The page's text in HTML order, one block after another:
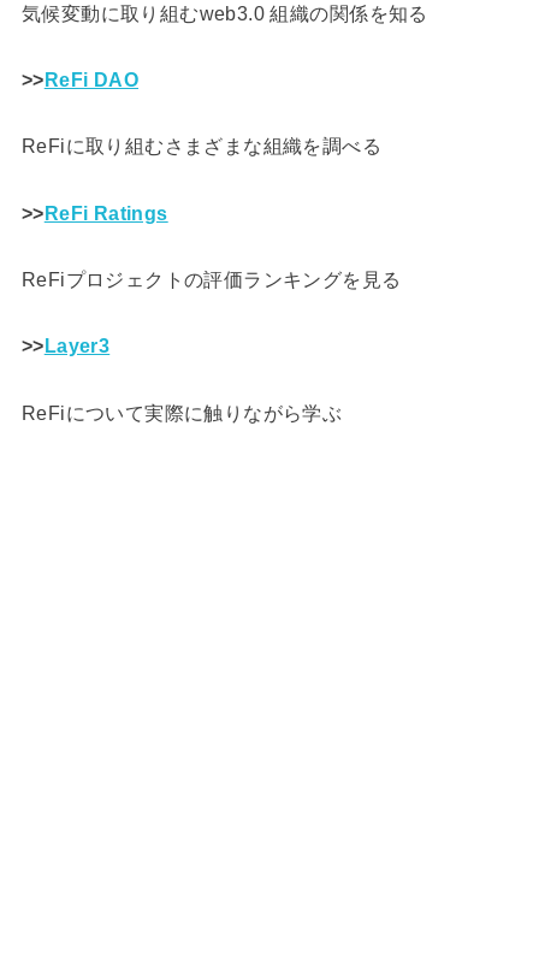
気候変動に取り組むweb3.0 組織の関係を知る
>>ReFi DAO
ReFiに取り組むさまざまな組織を調べる
>>ReFi Ratings
ReFiプロジェクトの評価ランキングを見る
>> Layer3
ReFiについて実際に触りながら学ぶ